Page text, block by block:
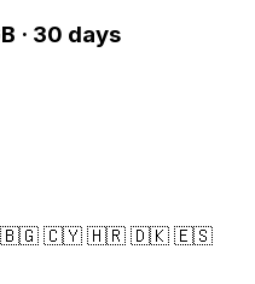
· 30 days
🇨🇾 🇭🇷 🇩🇰 🇪🇸